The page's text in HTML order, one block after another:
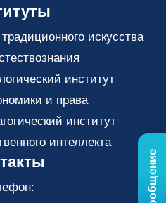
искусства
институт
и права
институт
интеллекта